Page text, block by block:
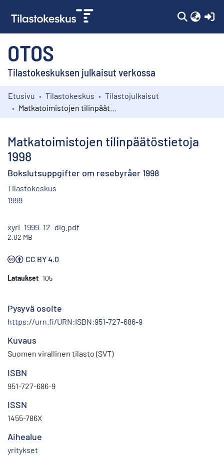
OTOS
Tilastokeskuksen julkaisut verkossa
Kokoelmat
Etusivu Tilastokeskus
Tilastojulkaisut
Matkatoimistojen tilinpäätöstietoja
1998
Bokslutsuppgifter om resebyråer 1998
Tilastokeskus
1999
xyri_1999_12_dig.pdf
2.02 MB
CC BY 4.0
Lataukset 105
Pysyvä osoite
https://urn.fi/URN:ISBN:951-727-686-9
Kuvaus
Suomen virallinen tilasto (SVT)
ISBN
951-727-686-9
ISSN
1455-786X
Aihealue
yritykset